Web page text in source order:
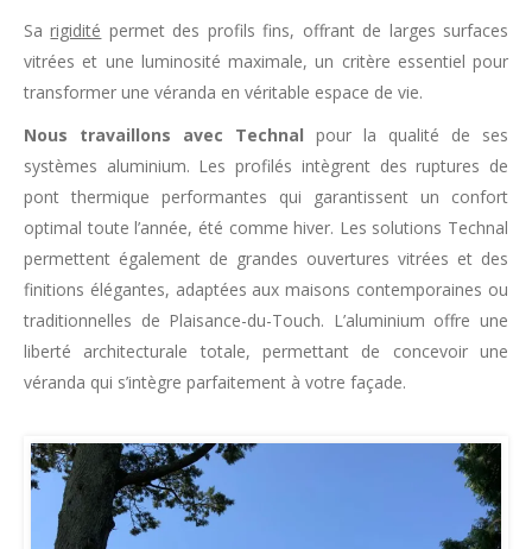
Sarigidité permet des profils fins, offrant de larges surfaces
vitrées et une luminosité maximale, un critère essentiel pour
transformer une véranda en véritable espace de vie.
Nous travaillons avec Technal pour la qualité de ses
systèmes aluminium. Les profilés intègrent des ruptures de
pont thermique performantes qui garantissent un confort
optimal toute l’année, été comme hiver. Les solutions Technal
permettent également de grandes ouvertures vitrées et des
finitions élégantes, adaptées aux maisons contemporaines ou
traditionnelles de Plaisance-du-Touch. L’aluminium offre une
liberté architecturale totale, permettant de concevoir une
véranda qui s’intègre parfaitement à votre façade.